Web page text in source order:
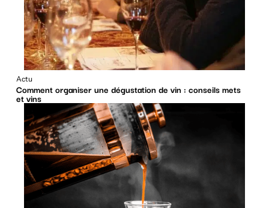
Actu
Comment organiser une dégustation de vin : conseils mets
et vins